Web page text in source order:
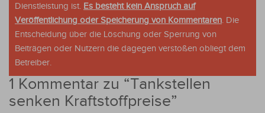
Dienstleistung ist. Es besteht kein Anspruch auf
Veröffentlichung oder Speicherung von Kommentaren. Die
Entscheidung über die Löschung oder Sperrung von
Beiträgen oder Nutzern die dagegen verstoßen obliegt dem
Betreiber.
1 Kommentar zu “Tankstellen
senken Kraftstoffpreise”